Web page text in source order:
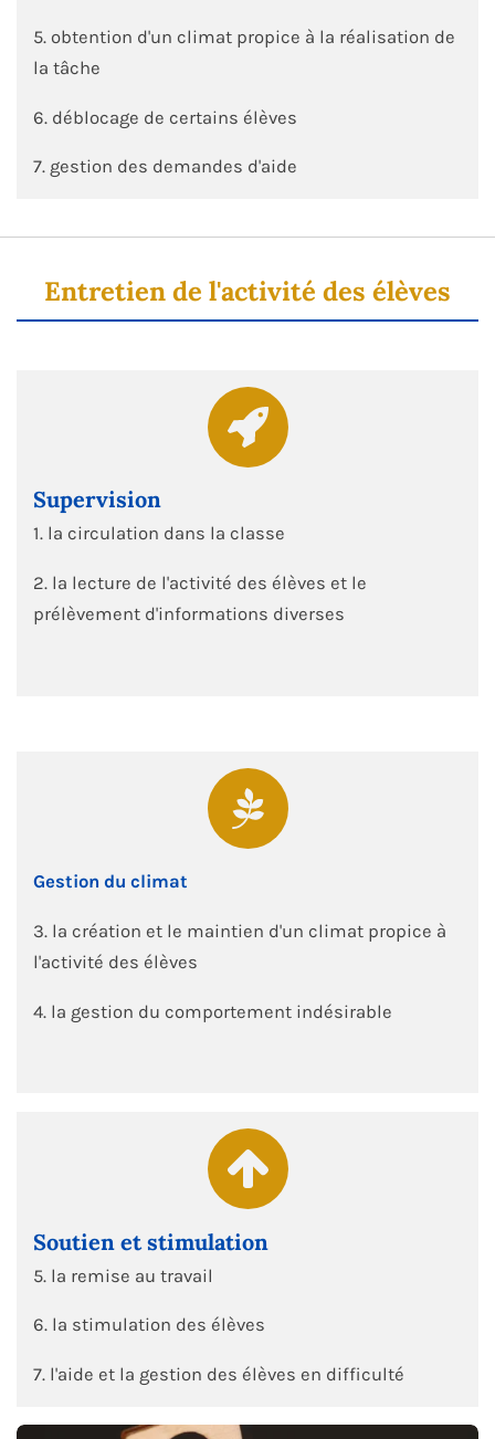
5. obtention d'un climat propice à la réalisation de
la tâche
6. déblocage de certains élèves
7. gestion des demandes d'aide
Entretien de l'activité des élèves
Supervision
1. la circulation dans la classe
2. la lecture de l'activité des élèves et le
prélèvement d'informations diverses
Gestion du climat
3. la création et le maintien d'un climat propice à
l'activité des élèves
4. la gestion du comportement indésirable
Soutien et stimulation
5. la remise au travail
6. la stimulation des élèves
7. l'aide et la gestion des élèves en difficulté